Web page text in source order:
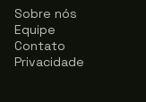
Sobre nós
Equipe
Contato
Privacidade